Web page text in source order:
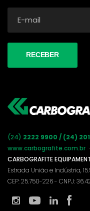
(24) 2222 9900 / (24)
www.carbografite.com.br
CARBOGRAFITE
Estrada União e Indústria,
CEP: 25.750-226 - CNPJ: